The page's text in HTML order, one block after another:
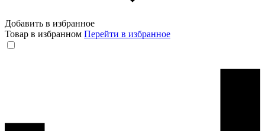
Добавить в избранное
Товар в избранном Перейти в избранное